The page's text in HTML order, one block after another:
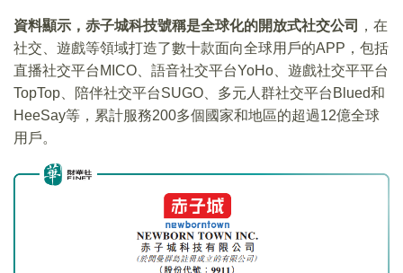
資料顯示，赤子城科技號稱是全球化的開放式社交公司
，在
社交、遊戲等領域打造了數十款面向全球用戶的APP，包括
直播社交平台MICO、語音社交平台YoHo、遊戲社交平平台
TopTop、陪伴社交平台SUGO、多元人群社交平台Blued和
HeeSay等，累計服務200多個國家和地區的超過12億全球
用戶。